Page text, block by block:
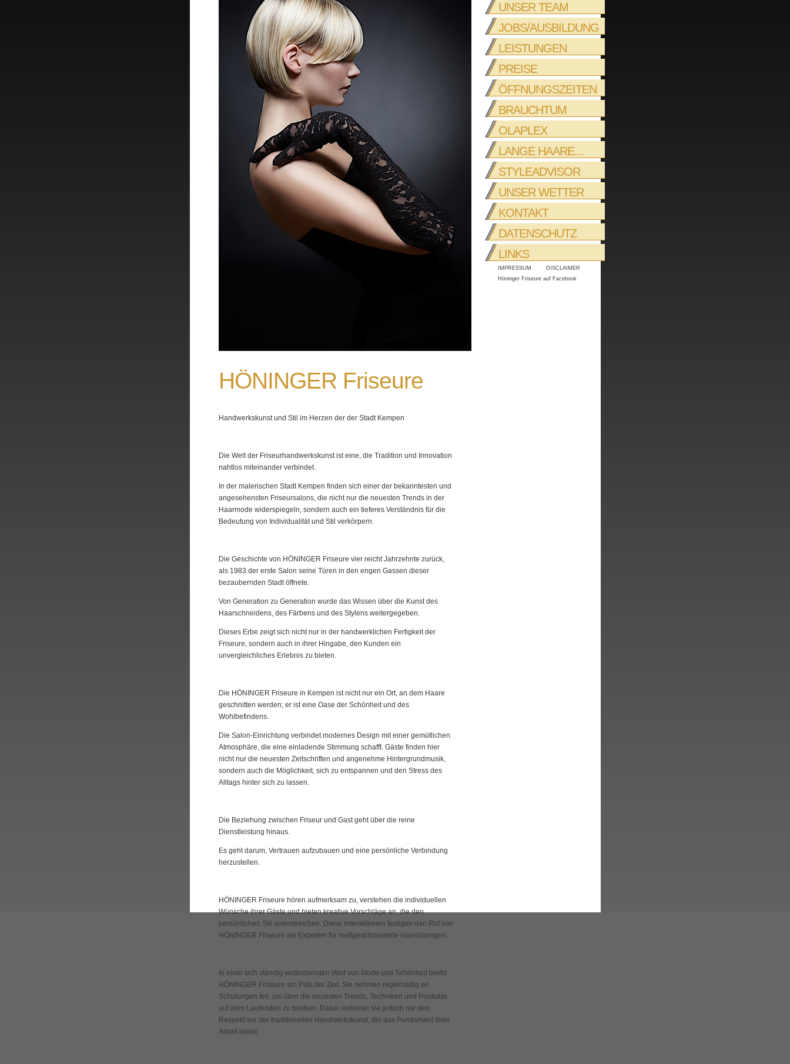
HÖNINGER Friseure
Handwerkskunst und Stil im Herzen der der Stadt Kempen
Die Welt der Friseurhandwerkskunst ist eine, die Tradition und Innovation
nahtlos miteinander verbindet.
In der malerischen Stadt Kempen finden sich einer der bekanntesten und
angesehensten Friseursalons, die nicht nur die neuesten Trends in der
Haarmode widerspiegeln, sondern auch ein tieferes Verständnis für die
Bedeutung von Individualität und Stil verkörpern.
Die Geschichte von HÖNINGER Friseure vier reicht Jahrzehnte zurück,
als 1983 der erste Salon seine Türen in den engen Gassen dieser
bezaubernden Stadt öffnete.
Von Generation zu Generation wurde das Wissen über die Kunst des
Haarschneidens, des Färbens und des Stylens weitergegeben.
Dieses Erbe zeigt sich nicht nur in der handwerklichen Fertigkeit der
Friseure, sondern auch in ihrer Hingabe, den Kunden ein
unvergleichliches Erlebnis zu bieten.
Die HÖNINGER Friseure in Kempen ist nicht nur ein Ort, an dem Haare
geschnitten werden; er ist eine Oase der Schönheit und des
Wohlbefindens.
Die Salon-Einrichtung verbindet modernes Design mit einer gemütlichen
Atmosphäre, die eine einladende Stimmung schafft. Gäste finden hier
nicht nur die neuesten Zeitschriften und angenehme Hintergrundmusik,
sondern auch die Möglichkeit, sich zu entspannen und den Stress des
Alltags hinter sich zu lassen.
Die Beziehung zwischen Friseur und Gast geht über die reine
Dienstleistung hinaus.
Es geht darum, Vertrauen aufzubauen und eine persönliche Verbindung
herzustellen.
HÖNINGER Friseure hören aufmerksam zu, verstehen die individuellen
Wünsche ihrer Gäste und bieten kreative Vorschläge an, die den
persönlichen Stil unterstreichen. Diese Interaktionen festigen den Ruf von
HÖNINGER Friseure als Experten für maßgeschneiderte Haarlösungen.
In einer sich ständig verändernden Welt von Mode und Schönheit bleibt
HÖNINGER Friseure am Puls der Zeit. Sie nehmen regelmäßig an
Schulungen teil, um über die neuesten Trends, Techniken und Produkte
auf dem Laufenden zu bleiben. Dabei verlieren sie jedoch nie den
Respekt vor der traditionellen Handwerkskunst, die das Fundament ihrer
Arbeit bildet.
UNSER TEAM
JOBS/AUSBILDUNG
LEISTUNGEN
PREISE
ÖFFNUNGSZEITEN
BRAUCHTUM
OLAPLEX
LANGE HAARE...
STYLEADVISOR
UNSER WETTER
KONTAKT
DATENSCHUTZ
LINKS
IMPRESSUM
DISCLAIMER
Höninger Friseure auf Facebook